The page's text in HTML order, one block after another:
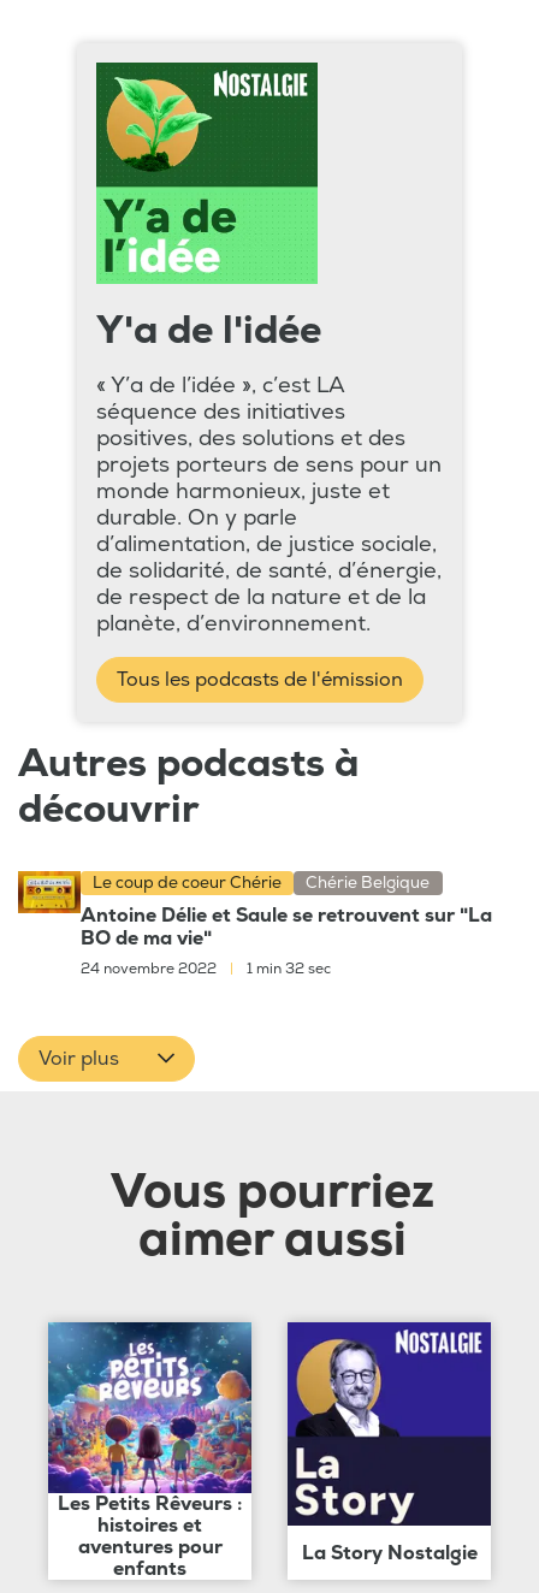
Y'a de l'idée
« Y’a de l’idée », c’est LA
séquence des initiatives
positives, des solutions et des
projets porteurs de sens pour un
monde harmonieux, juste et
durable. On y parle
d’alimentation, de justice sociale,
de solidarité, de santé, d’énergie,
de respect de la nature et de la
planète, d’environnement.
Tous les podcasts de l'émission
Autres podcasts à
découvrir
Le coup de coeur Chérie Chérie Belgique
Antoine Délie et Saule se retrouvent sur "La
BO de ma vie"
24 novembre 2022 1 min 32 sec
Voir plus
Vous pourriez
aimer aussi
Les Petits Rêveurs :
histoires et
aventures pour
enfants
La Story Nostalgie